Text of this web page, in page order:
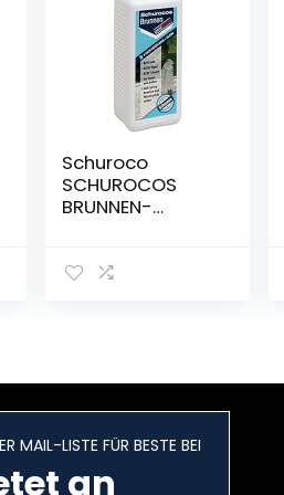
Schuroco
SCHUROCOS
BRUNNEN-
MAIL-LISTE FÜR BESTE BEI
an